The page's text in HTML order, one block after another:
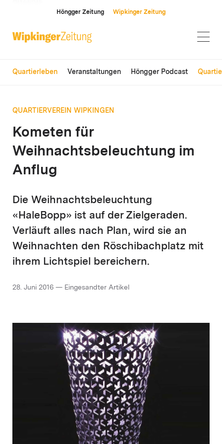
Höngger Zeitung Wipkinger Zeitung
Quartierleben Veranstaltungen Höngger Podcast
QUARTIERVEREIN WIPKINGEN
Kometen für
Weihnachtsbeleuchtung im
Anflug
Die Weihnachtsbeleuchtung
«HaleBopp» ist auf der Zielgeraden.
Verläuft alles nach Plan, wird sie an
Weihnachten den Röschibachplatz mit
ihrem Lichtspiel bereichern.
28. Juni 2016 — Eingesandter Artikel